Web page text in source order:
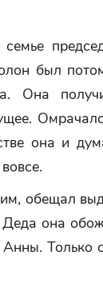
был
Она
она и
обещал
она
Только